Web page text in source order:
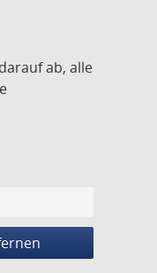
ab, alle